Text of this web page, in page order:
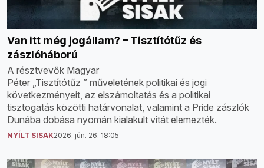
Van itt még jogállam? – Tisztítótűz és
zászlóháború
A résztvevők Magyar
Péter „Tisztítótűz ” műveletének politikai és jogi
következményeit, az elszámoltatás és a politikai
tisztogatás közötti határvonalat, valamint a Pride zászlók
Dunába dobása nyomán kialakult vitát elemezték.
NYÍLT SISAK2026. jún. 26. 18:05